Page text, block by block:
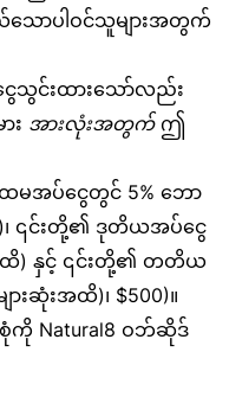
သောပါဝင်သူများအတွက်
သွင်းထားသော်လည်း
း အားလုံးအတွက်ဤ
မအပ်ငွေတွင် 5% ဘော
)၊ ၎င်းတို့၏ ဒုတိယအပ်ငွေ
အထိ) နှင့် ၎င်းတို့၏ တတိယ
းဆုံးအထိ)၊ $500)။
ကို Natural8 ဝဘ်ဆိုဒ်